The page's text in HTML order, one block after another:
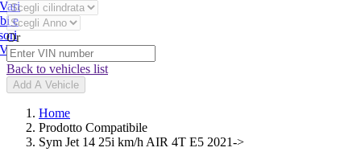
Vari
e
Vari
Or
Back to vehicles list
Add A Vehicle
Home
Prodotto Compatibile
Sym Jet 14 25i km/h AIR 4T E5 2021->